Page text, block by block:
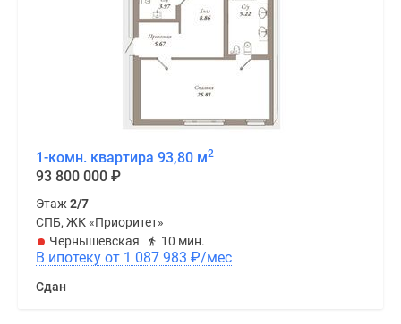
1-комн. квартира 93,80 м2
93 800 000 ₽
Этаж 2/7
СПБ, ЖК «Приоритет»
Чернышевская
10 мин.
В ипотеку от 1 087 983 ₽/мес
Сдан